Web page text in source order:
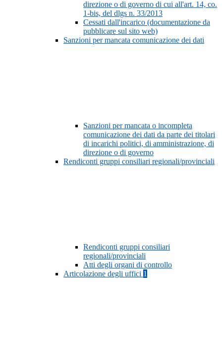
direzione o di governo di cui all'art. 14, co.
1-bis, del dlgs n. 33/2013
Cessati dall'incarico (documentazione da
pubblicare sul sito web)
Sanzioni per mancata comunicazione dei dati
Sanzioni per mancata o incompleta
comunicazione dei dati da parte dei titolari
di incarichi politici, di amministrazione, di
direzione o di governo
Rendiconti gruppi consiliari regionali/provinciali
Rendiconti gruppi consiliari
regionali/provinciali
Atti degli organi di controllo
Articolazione degli uffici 1